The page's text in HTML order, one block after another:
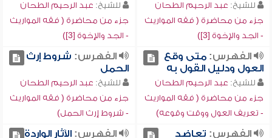
للشيخ: عبد الرحيم الطحان
جزء من محاضرة ( فقه المواريث
- الجد والإخوة [3])
للشيخ: عبد الرحيم الطحان
جزء من محاضرة ( فقه المواريث
- الجد والإخوة [3])
الفهرس:متى وقع
العول ودليل القول به
للشيخ: عبد الرحيم الطحان
جزء من محاضرة ( فقه المواريث
- تعريف العول ووقت وقوعه)
الفهرس: شروط إرث
الحمل
للشيخ: عبد الرحيم الطحان
جزء من محاضرة ( فقه المواريث
- شروط إرث الحمل)
الفهرس: تعاضد
الفهرس:الآثار الواردة